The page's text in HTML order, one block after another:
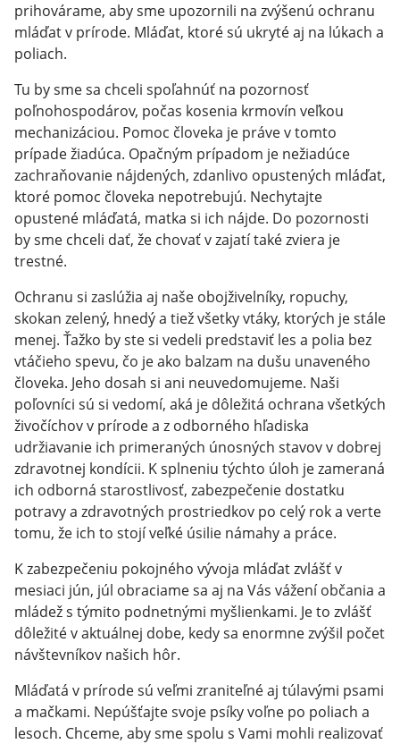
prihovárame, aby sme upozornili na zvýšenú ochranu
mláďat v prírode. Mláďat, ktoré sú ukryté aj na lúkach a
poliach.
Tu by sme sa chceli spoľahnúť na pozornosť
poľnohospodárov, počas kosenia krmovín veľkou
mechanizáciou. Pomoc človeka je práve v tomto
prípade žiadúca. Opačným prípadom je nežiadúce
zachraňovanie nájdených, zdanlivo opustených mláďat,
ktoré pomoc človeka nepotrebujú. Nechytajte
opustené mláďatá, matka si ich nájde. Do pozornosti
by sme chceli dať, že chovať v zajatí také zviera je
trestné.
Ochranu si zaslúžia aj naše obojživelníky, ropuchy,
skokan zelený, hnedý a tiež všetky vtáky, ktorých je stále
menej. Ťažko by ste si vedeli predstaviť les a polia bez
vtáčieho spevu, čo je ako balzam na dušu unaveného
človeka. Jeho dosah si ani neuvedomujeme. Naši
poľovníci sú si vedomí, aká je dôležitá ochrana všetkých
živočíchov v prírode a z odborného hľadiska
udržiavanie ich primeraných únosných stavov v dobrej
zdravotnej kondícii. K splneniu týchto úloh je zameraná
ich odborná starostlivosť, zabezpečenie dostatku
potravy a zdravotných prostriedkov po celý rok a verte
tomu, že ich to stojí veľké úsilie námahy a práce.
K zabezpečeniu pokojného vývoja mláďat zvlášť v
mesiaci jún, júl obraciame sa aj na Vás vážení občania a
mládež s týmito podnetnými myšlienkami. Je to zvlášť
dôležité v aktuálnej dobe, kedy sa enormne zvýšil počet
návštevníkov našich hôr.
Mláďatá v prírode sú veľmi zraniteľné aj túlavými psami
a mačkami. Nepúšťajte svoje psíky voľne po poliach a
lesoch. Chceme, aby sme spolu s Vami mohli realizovať